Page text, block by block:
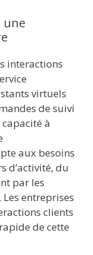
une
interactions
virtuels
de suivi
à
aux besoins
d’activité, du
par les
entreprises
clients
de cette